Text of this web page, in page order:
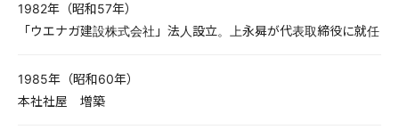
1982年（昭和57年）
「ウエナガ建設株式会社」法人設立。上永曻が代表取締役に就任
1985年（昭和60年）
本社社屋 増築